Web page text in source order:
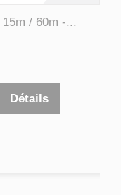
/ 60m -...
Détails